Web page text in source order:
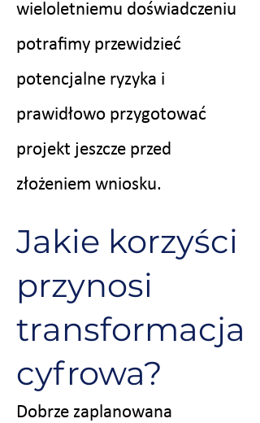
wieloletniemu doświadczeniu
potrafimy przewidzieć
potencjalne ryzyka i
prawidłowo przygotować
projekt jeszcze przed
złożeniem wniosku.
Jakie korzyści
przynosi
transformacja
cyfrowa?
Dobrze zaplanowana